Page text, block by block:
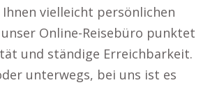
vielleicht persönlichen
Online-Reisebüro punktet
und ständige Erreichbarkeit.
unterwegs, bei uns ist es